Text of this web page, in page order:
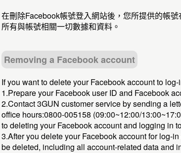
在刪除Facebook帳號登入網站後，您所提供的帳
所有與帳號相關一切數據和資料。
Removing a Facebook account
If you want to delete your Facebook account to
1.Prepare your Facebook user ID and Facebook
2.Contact 3GUN customer service by sending a
office hours:0800-005158 (09:00~12:00/
to deleting your Facebook account and logging in
3.After you delete your Facebook account for log-
be deleted, including all account-related data and